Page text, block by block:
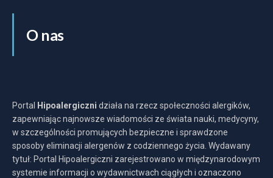
O nas
Portal Hipoalergiczni działa na rzecz społeczności alergików,
zapewniając najnowsze wiadomości ze świata nauki, medycyny,
w szczególności promujących bezpieczne i sprawdzone
sposoby eliminacji alergenów z codziennego życia. Wydawany
tytuł: Portal Hipoalergiczni zarejestrowano w międzynarodowym
systemie informacji o wydawnictwach ciągłych i oznaczono